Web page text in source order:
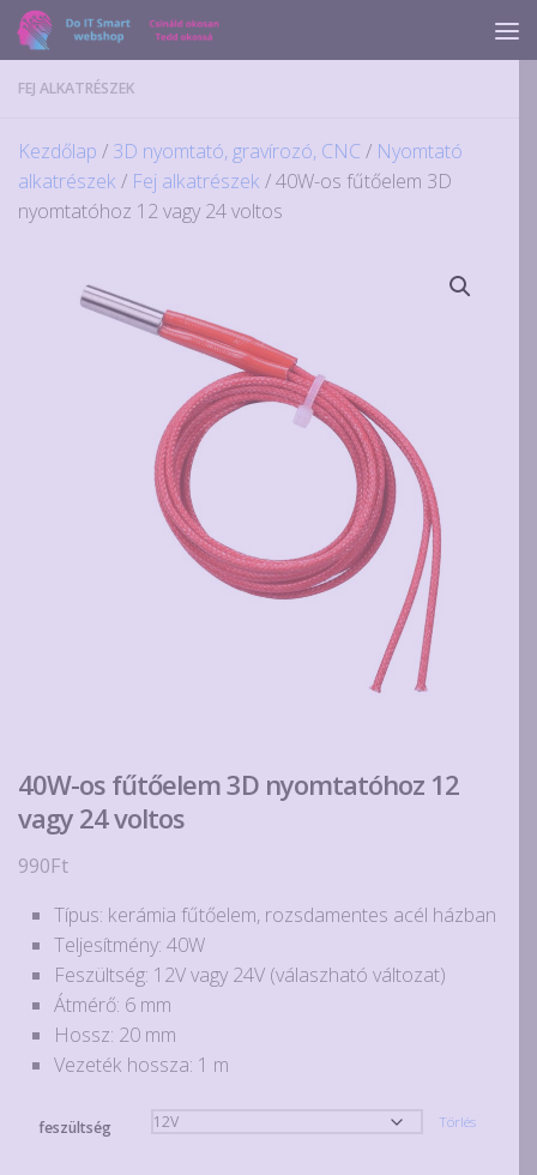
Skip to content
FEJ ALKATRÉSZEK
Kezdőlap / 3D nyomtató, gravírozó, CNC / Nyomtató
alkatrészek / Fej alkatrészek / 40W-os fűtőelem 3D
nyomtatóhoz 12 vagy 24 voltos
40W-os fűtőelem 3D nyomtatóhoz 12
vagy 24 voltos
990Ft
Típus: kerámia fűtőelem, rozsdamentes acél házban
Teljesítmény: 40W
Feszültség: 12V vagy 24V (válaszható változat)
Átmérő: 6 mm
Hossz: 20 mm
Vezeték hossza: 1 m
feszültség Törlés